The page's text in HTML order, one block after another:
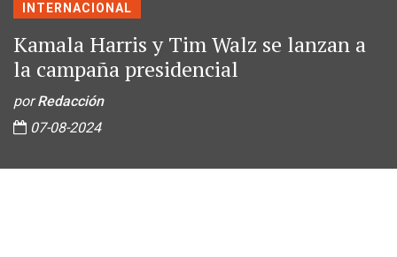
INTERNACIONAL
Kamala Harris y Tim Walz se lanzan a
la campaña presidencial
porRedacción
07-08-2024